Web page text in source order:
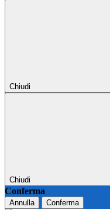
Chiudi
Chiudi
Conferma
Annulla Conferma